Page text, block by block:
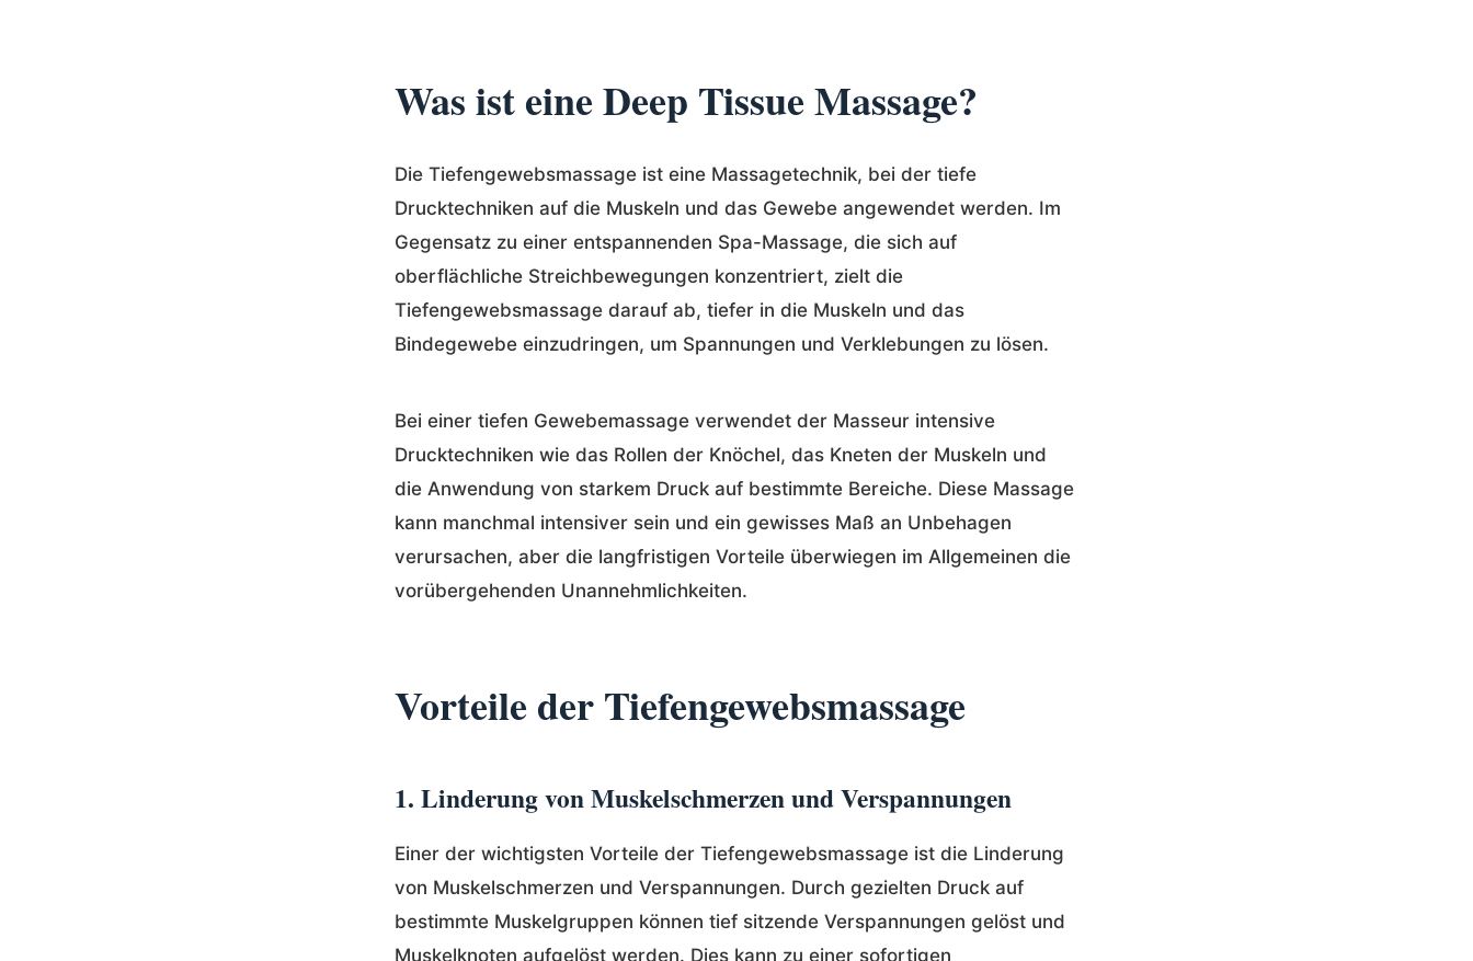
Was ist eine Deep Tissue Massage?
Die Tiefengewebsmassage ist eine Massagetechnik, bei der tiefe
Drucktechniken auf die Muskeln und das Gewebe angewendet werden. Im
Gegensatz zu einer entspannenden Spa-Massage, die sich auf
oberflächliche Streichbewegungen konzentriert, zielt die
Tiefengewebsmassage darauf ab, tiefer in die Muskeln und das
Bindegewebe einzudringen, um Spannungen und Verklebungen zu lösen.
Bei einer tiefen Gewebemassage verwendet der Masseur intensive
Drucktechniken wie das Rollen der Knöchel, das Kneten der Muskeln und
die Anwendung von starkem Druck auf bestimmte Bereiche. Diese Massage
kann manchmal intensiver sein und ein gewisses Maß an Unbehagen
verursachen, aber die langfristigen Vorteile überwiegen im Allgemeinen die
vorübergehenden Unannehmlichkeiten.
Vorteile der Tiefengewebsmassage
1. Linderung von Muskelschmerzen und Verspannungen
Einer der wichtigsten Vorteile der Tiefengewebsmassage ist die Linderung
von Muskelschmerzen und Verspannungen. Durch gezielten Druck auf
bestimmte Muskelgruppen können tief sitzende Verspannungen gelöst und
Muskelknoten aufgelöst werden. Dies kann zu einer sofortigen